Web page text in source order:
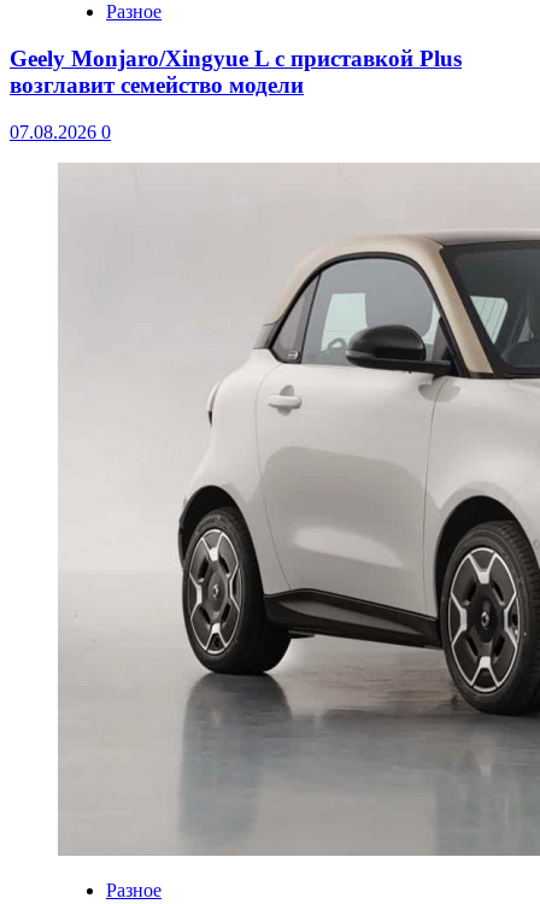
Разное
Geely Monjaro/Xingyue L с приставкой Plus
возглавит семейство модели
07.08.2026 0
Разное